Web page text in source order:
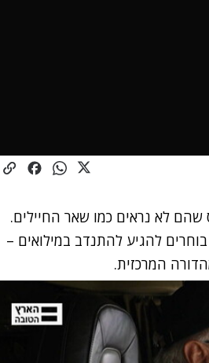
לא נראים כמו שאר החיילים.
להגיע להתנדב במילואים –